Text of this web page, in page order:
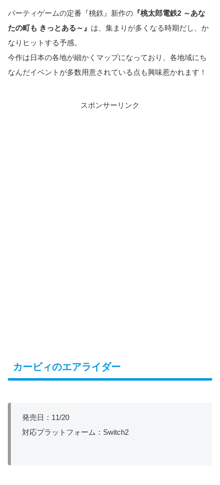
パーティゲームの定番『桃鉄』新作の 『桃太郎電鉄2 ～あな
たの町も きっとある～』 は、集まりが多くなる時期だし、か
なりヒットする予感。
今作は日本の各地が細かくマップになっており、各地域にち
なんだイベントが多数用意されている点も興味惹かれます！
スポンサーリンク
カービィのエアライダー
発売日：11/20
対応プラットフォーム：Switch2